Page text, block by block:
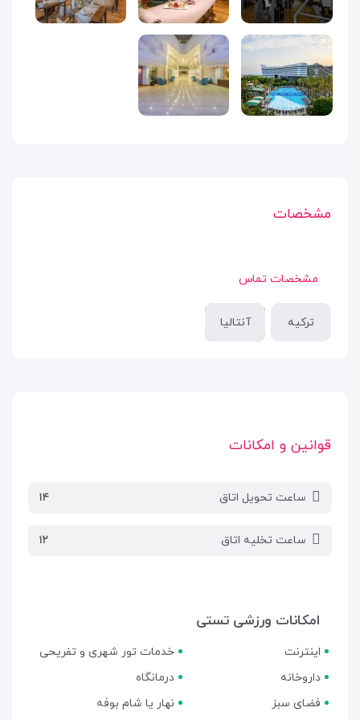
مشخصات
مشخصات تماس
ترکیه آنتالیا
قوانین و امکانات
ساعت تحویل اتاق ۱۴
ساعت تخلیه اتاق ۱۲
امکانات ورزشی تستی
اینترنت
خدمات تور شهری و تفریحی
داروخانه
درمانگاه
فضای سبز
نهار یا شام بوفه